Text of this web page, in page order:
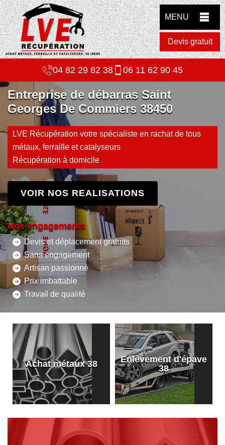
MENU
Devis gratuit
04 82 29 82 38 06 11 62 90 45
Entreprise de débarras Saint
Georges De Commiers 38450
LVE Récupération votre spécialiste en rachat de tous
métaux, ferraille et catalyseurs
Récupération à domicile
VOIR NOS REALISATIONS
Nos engagements
Devis et déplacement gratuits
Sans engagement
Artisan passionné
Prix imbattable
Travail de qualité
Achat métaux 38
Enlèvement d'épave
38